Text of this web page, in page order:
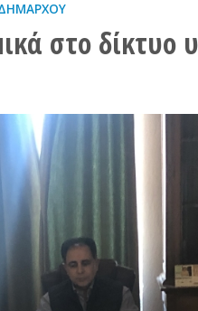
στο δίκτυο